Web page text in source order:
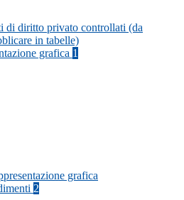
di diritto privato controllati (da
in tabelle)
grafica 1
grafica
2